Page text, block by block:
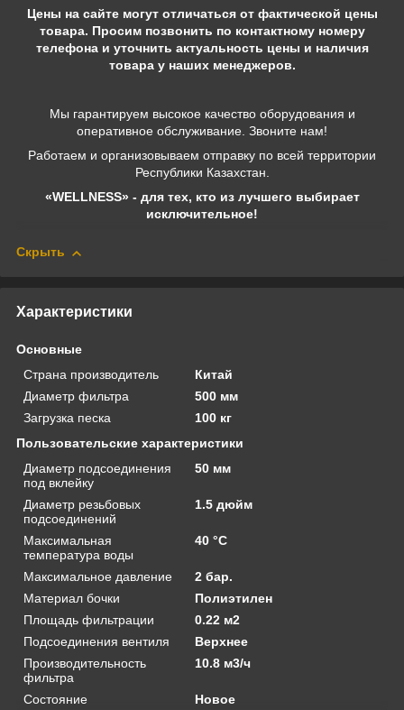
Цены на сайте могут отличаться от фактической цены
товара. Просим позвонить по контактному номеру
телефона и уточнить актуальность цены и наличия
товара у наших менеджеров.
Мы гарантируем высокое качество оборудования и
оперативное обслуживание. Звоните нам!
Работаем и организовываем отправку по всей территории
Республики Казахстан.
«WELLNESS» - для тех, кто из лучшего выбирает
исключительное!
Скрыть
Характеристики
Основные
Страна производитель
Китай
Диаметр фильтра
500 мм
Загрузка песка
100 кг
Пользовательские характеристики
Диаметр подсоединения
под вклейку
50 мм
Диаметр резьбовых
подсоединений
1.5 дюйм
Максимальная
температура воды
40 °C
Максимальное давление
2 бар.
Материал бочки
Полиэтилен
Площадь фильтрации
0.22 м2
Подсоединения вентиля
Верхнее
Производительность
фильтра
10.8 м3/ч
Состояние Новое